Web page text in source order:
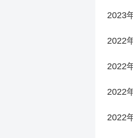
2023
2022
2022
2022
2022